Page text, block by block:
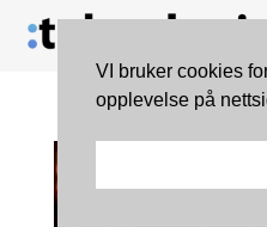
VI bruker cookies
opplevelse på